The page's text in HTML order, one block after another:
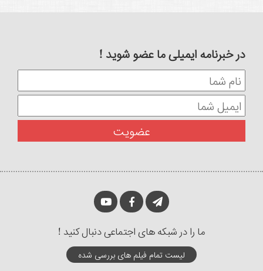
در خبرنامه ایمیلی ما عضو شوید !
ما را در شبکه های اجتماعی دنبال کنید !
لیست تمام فیلم های بررسی شده